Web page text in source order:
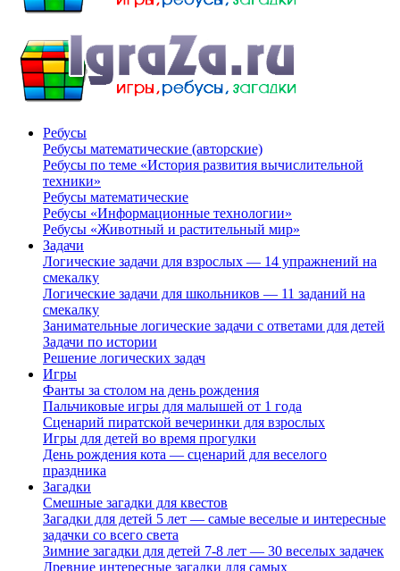
Ребусы
Ребусы математические (авторские)
Ребусы по теме «История развития вычислительной
техники»
Ребусы математические
Ребусы «Информационные технологии»
Ребусы «Животный и растительный мир»
Задачи
Логические задачи для взрослых — 14 упражнений на
смекалку
Логические задачи для школьников — 11 заданий на
смекалку
Занимательные логические задачи с ответами для детей
Задачи по истории
Решение логических задач
Игры
Фанты за столом на день рождения
Пальчиковые игры для малышей от 1 года
Сценарий пиратской вечеринки для взрослых
Игры для детей во время прогулки
День рождения кота — сценарий для веселого
праздника
Загадки
Смешные загадки для квестов
Загадки для детей 5 лет — самые веселые и интересные
задачки со всего света
Зимние загадки для детей 7-8 лет — 30 веселых задачек
Древние интересные загадки для самых